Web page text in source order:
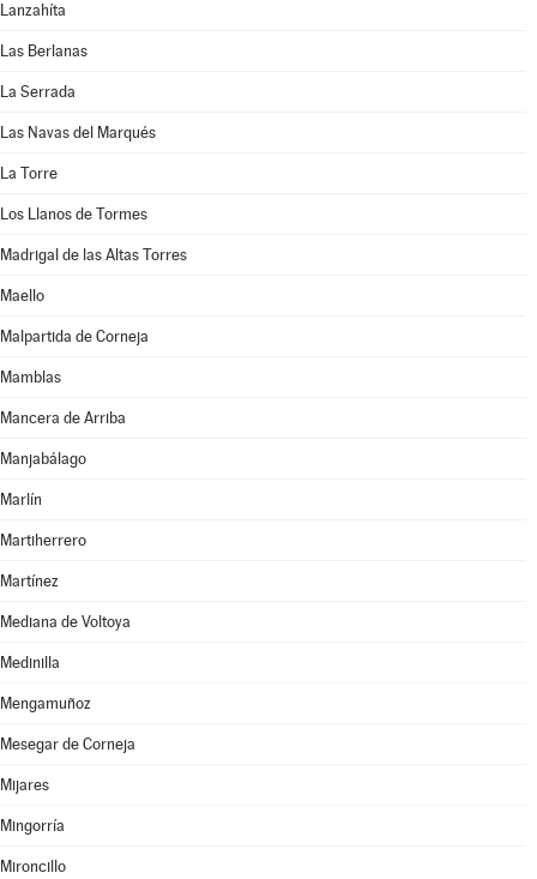
Lanzahíta
Las Berlanas
La Serrada
Las Navas del Marqués
La Torre
Los Llanos de Tormes
Madrigal de las Altas Torres
Maello
Malpartida de Corneja
Mamblas
Mancera de Arriba
Manjabálago
Marlín
Martiherrero
Martínez
Mediana de Voltoya
Medinilla
Mengamuñoz
Mesegar de Corneja
Mijares
Mingorría
Mironcillo